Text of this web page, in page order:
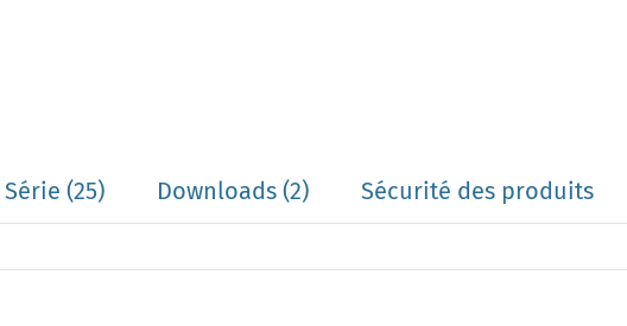
Série(25) Downloads (2)
Sécurité des produits